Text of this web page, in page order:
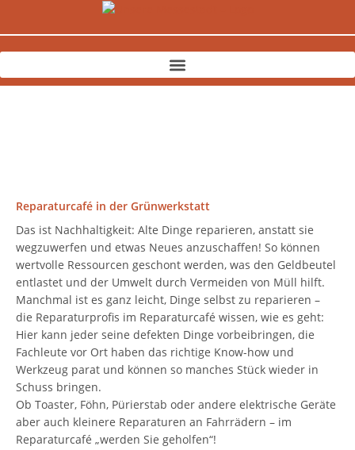
Reparaturcafé in der Grünwerkstatt
Das ist Nachhaltigkeit: Alte Dinge reparieren, anstatt sie
wegzuwerfen und etwas Neues anzuschaffen! So können
wertvolle Ressourcen geschont werden, was den Geldbeutel
entlastet und der Umwelt durch Vermeiden von Müll hilft.
Manchmal ist es ganz leicht, Dinge selbst zu reparieren –
die Reparaturprofis im Reparaturcafé wissen, wie es geht:
Hier kann jeder seine defekten Dinge vorbeibringen, die
Fachleute vor Ort haben das richtige Know-how und
Werkzeug parat und können so manches Stück wieder in
Schuss bringen.
Ob Toaster, Föhn, Pürierstab oder andere elektrische Geräte
aber auch kleinere Reparaturen an Fahrrädern – im
Reparaturcafé „werden Sie geholfen“!